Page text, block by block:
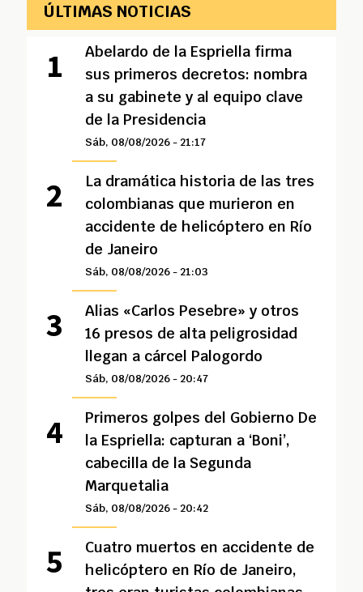
ÚLTIMAS NOTICIAS
Abelardo de la Espriella firma
sus primeros decretos: nombra
a su gabinete y al equipo clave
de la Presidencia
Sáb, 08/08/2026 - 21:17
La dramática historia de las tres
colombianas que murieron en
accidente de helicóptero en Río
de Janeiro
Sáb, 08/08/2026 - 21:03
Alias «Carlos Pesebre» y otros
16 presos de alta peligrosidad
llegan a cárcel Palogordo
Sáb, 08/08/2026 - 20:47
Primeros golpes del Gobierno De
la Espriella: capturan a ‘Boni’,
cabecilla de la Segunda
Marquetalia
Sáb, 08/08/2026 - 20:42
Cuatro muertos en accidente de
helicóptero en Río de Janeiro,